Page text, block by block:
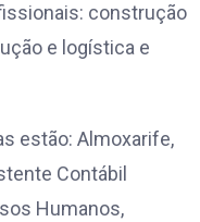
construção
e logística e
estão: Almoxarife,
Contábil
Humanos,